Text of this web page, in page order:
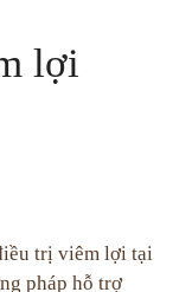
lợi
trị viêm lợi tại
pháp hỗ trợ